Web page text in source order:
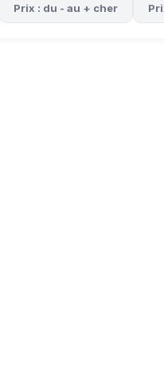
Prix : du - au + cher